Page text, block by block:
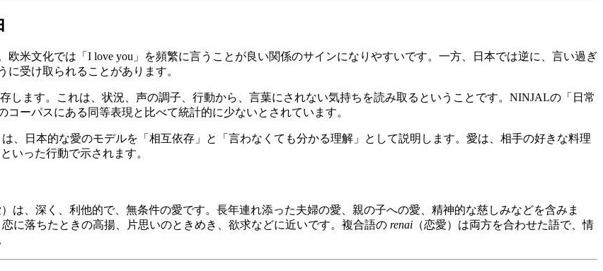
米文化では「I love you」を頻繁に言うことが良い関係のサインになりやすいです。一方、日本では逆に、言い過ぎ
受け取られることがあります。
存します。これは、状況、声の調子、行動から、言葉にされない気持ちを読み取るということです。NINJALの「日常
ーパスにある同等表現と比べて統計的に少ないとされています。
は、日本的な愛のモデルを「相互依存」と「言わなくても分かる理解」として説明します。愛は、相手の好きな料理
いった行動で示されます。
）は、深く、利他的で、無条件の愛です。長年連れ添った夫婦の愛、親の子への愛、精神的な慈しみなどを含みま
に落ちたときの高揚、片思いのときめき、欲求などに近いです。複合語の renai （恋愛）は両方を合わせた語で、情